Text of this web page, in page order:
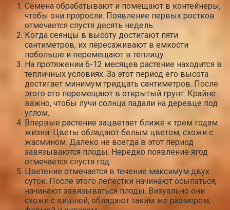
Семена обрабатывают и помещают в контейнеры,
чтобы они проросли. Появление первых ростков
отмечается спустя десять недель.
Когда сеянцы в высоту достигают пяти
сантиметров, их пересаживают в емкости
побольше и перемещают в теплицу.
На протяжении 6-12 месяцев растение находится в
тепличных условиях. За этот период его высота
достигает минимум тридцать сантиметров. После
этого его перемещают в открытый грунт. Крайне
важно, чтобы лучи солнца падали на деревце под
углом.
Впервые растение зацветает ближе к трем годам
жизни. Цветы обладают белым цветом, схожи с
жасмином. Далеко не всегда в этот период
завязываются плоды. Нередко появление ягод
отмечается спустя год.
Цветение отмечается в течение максимум двух
суток. После этого лепестки начинают осыпаться,
начинают завязываться плоды. Визуально они
схожи с вишней, обладают таким же размером,